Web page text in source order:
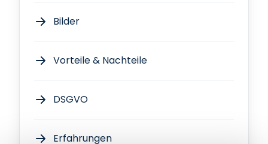
Bilder
Vorteile & Nachteile
DSGVO
Erfahrungen